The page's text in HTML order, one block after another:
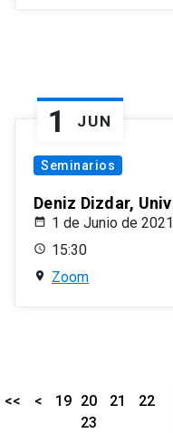
1 JUN
Seminarios
Deniz Dizdar,
1 de Junio de 2021
15:30
Zoom
<< < 19 20 21
22
23